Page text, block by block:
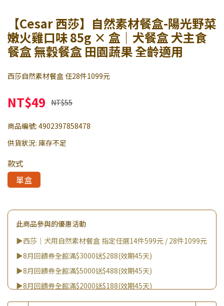
【Cesar 西莎】自然素材餐盒-陽光野菜
嫩火雞口味 85g × 盒｜犬餐盒 犬主食
餐盒 無穀餐盒 田園蔬果 全齡適用
西莎自然素材餐盒 任28件1099元
NT$49 NT$55
商品編號: 4902397858478
供貨狀況: 庫存不足
款式
單盒
此商品參與的優惠活動
▶西莎｜犬用自然素材餐盒 指定任選14件599元 / 28件1099元
▶8月回饋券全館滿$3000送$288(效期45天)
▶8月回饋券全館滿$5000送$488(效期45天)
▶8月回饋券全館滿$2000送$188(效期45天)
▶8月回饋券全館滿$8000送$888(效期45天)